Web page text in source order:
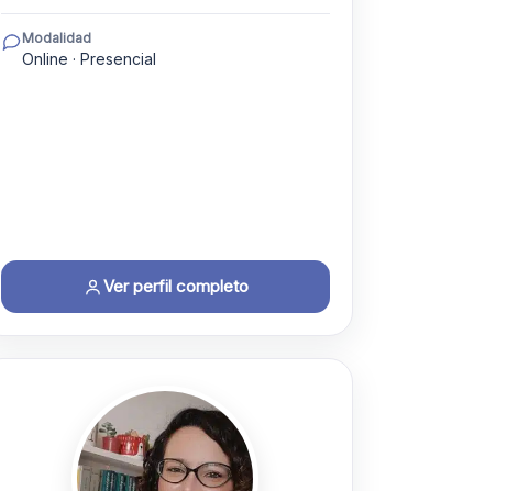
Modalidad
Online · Presencial
Ver perfil completo